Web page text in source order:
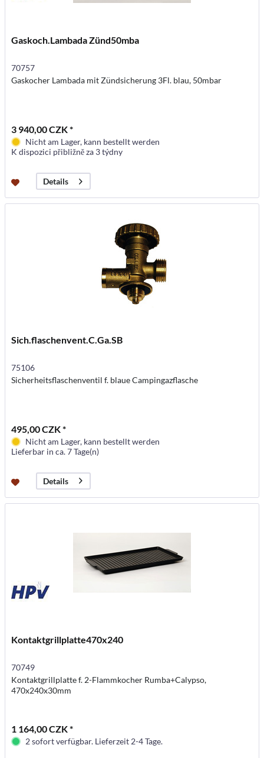
Gaskoch.Lambada Zünd50mba
70757
Gaskocher Lambada mit Zündsicherung 3Fl. blau, 50mbar
3 940,00 CZK *
Nicht am Lager, kann bestellt werden
K dispozici přibližně za 3 týdny
Details
Sich.flaschenvent.C.Ga.SB
75106
Sicherheitsflaschenventil f. blaue Campingazflasche
495,00 CZK *
Nicht am Lager, kann bestellt werden
Lieferbar in ca. 7 Tage(n)
Details
Kontaktgrillplatte470x240
70749
Kontaktgrillplatte f. 2-Flammkocher Rumba+Calypso,
470x240x30mm
1 164,00 CZK *
2 sofort verfügbar. Lieferzeit 2-4 Tage.